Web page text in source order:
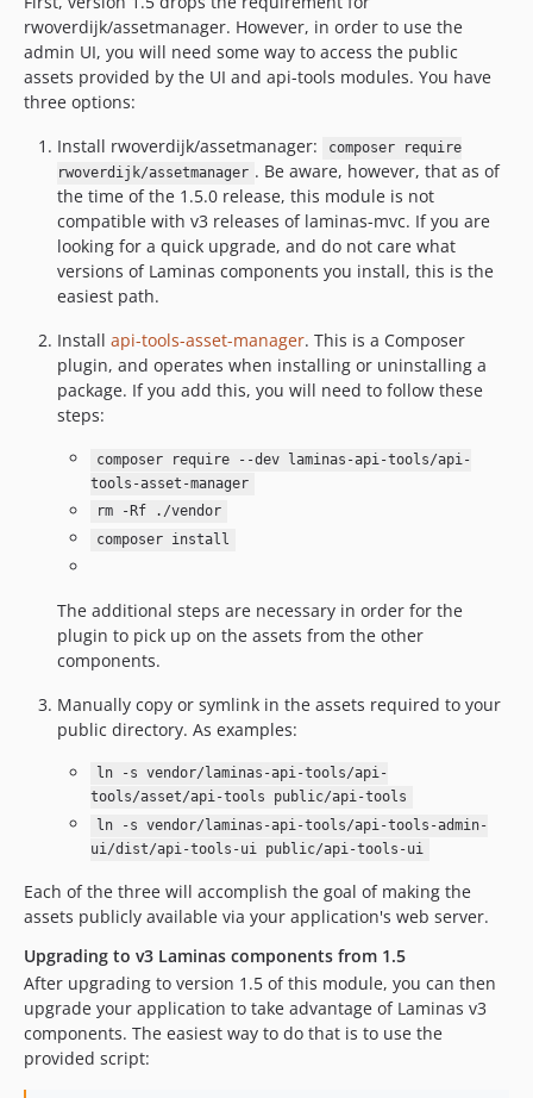
0.9.0
0.8.0
0.7.0
0.6.0
dev-dependabot/composer/phpunit/phpunit-9.6.33
dev-1.11.x-merge-up-into-2.0.x_ngyhejSc
rwoverdijk/assetmanager. However, in order to use the
admin UI, you will need some way to access the public
assets provided by the UI and api-tools modules. You have
three options:
Install rwoverdijk/assetmanager:
composer require
rwoverdijk/assetmanager . Be aware, however, that as of
the time of the 1.5.0 release, this module is not
compatible with v3 releases of laminas-mvc. If you are
looking for a quick upgrade, and do not care what
versions of Laminas components you install, this is the
easiest path.
Install api-tools-asset-manager. This is a Composer
plugin, and operates when installing or uninstalling a
package. If you add this, you will need to follow these
steps:
composer require --dev laminas-api-tools/api-
tools-asset-manager
rm -Rf ./vendor
composer install
The additional steps are necessary in order for the
plugin to pick up on the assets from the other
components.
Manually copy or symlink in the assets required to your
public directory. As examples:
ln -s vendor/laminas-api-tools/api-
tools/asset/api-tools public/api-tools
ln -s vendor/laminas-api-tools/api-tools-admin-
ui/dist/api-tools-ui public/api-tools-ui
Each of the three will accomplish the goal of making the
assets publicly available via your application's web server.
Upgrading to v3 Laminas components from 1.5
After upgrading to version 1.5 of this module, you can then
upgrade your application to take advantage of Laminas v3
components. The easiest way to do that is to use the
provided script: